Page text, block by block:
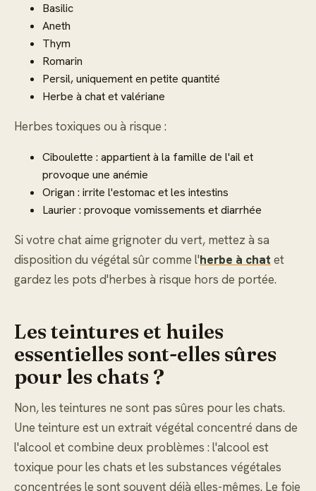
Basilic
Aneth
Thym
Romarin
Persil, uniquement en petite quantité
Herbe à chat et valériane
Herbes toxiques ou à risque :
Ciboulette : appartient à la famille de l'ail et
provoque une anémie
Origan : irrite l'estomac et les intestins
Laurier : provoque vomissements et diarrhée
Si votre chat aime grignoter du vert, mettez à sa
disposition du végétal sûr comme l'herbe à chat et
gardez les pots d'herbes à risque hors de portée.
Les teintures et huiles
essentielles sont-elles sûres
pour les chats ?
Non, les teintures ne sont pas sûres pour les chats.
Une teinture est un extrait végétal concentré dans de
l'alcool et combine deux problèmes : l'alcool est
toxique pour les chats et les substances végétales
concentrées le sont souvent déjà elles-mêmes. Le foie